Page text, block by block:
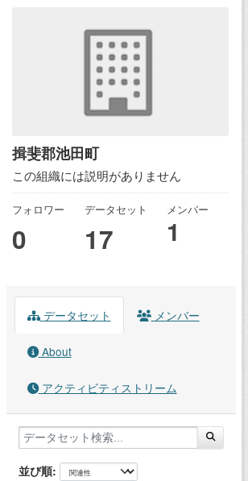
揖斐郡池田町
この組織には説明がありません
フォロワー
0
データセット
17
メンバー
1
データセット メンバー
About
アクティビティストリーム
並び順